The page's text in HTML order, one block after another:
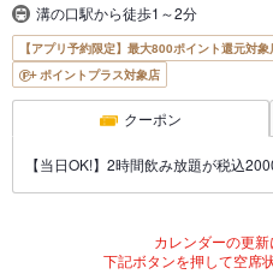
溝の口駅から徒歩1～2分
【アプリ予約限定】最大800ポイント還元対象
ポイントプラス対象店
クーポン
【当日OK!】2時間飲み放題が税込
カレンダーの更新
下記ボタンを押して空席